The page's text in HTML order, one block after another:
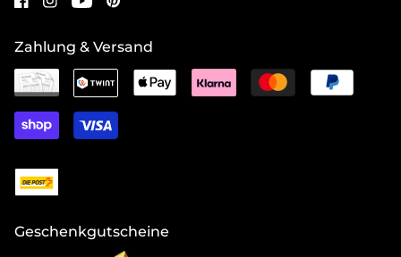
Zahlung & Versand
Geschenkgutscheine